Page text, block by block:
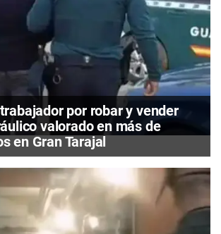
por robar y vender
valorado en más de
en Gran Tarajal